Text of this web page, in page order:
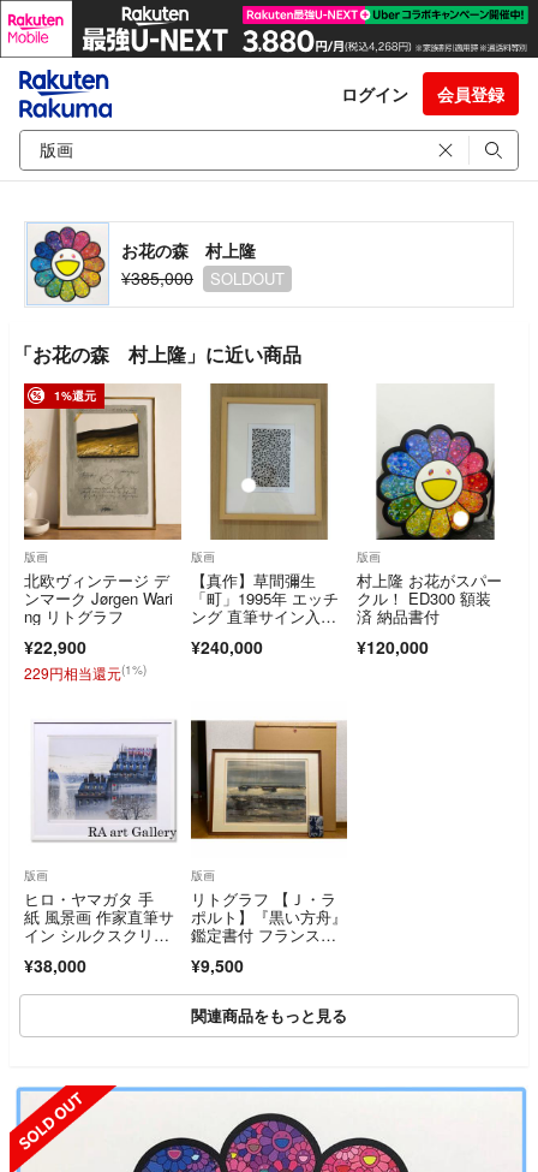
ログイン 会員登録
お花の森 村上隆
¥385,000
SOLDOUT
「お花の森 村上隆」に近い商品
1%還元
版画
北欧ヴィンテージ デ
ンマーク Jørgen Wari
ng リトグラフ
¥22,900
229円相当還元(1%)
版画
【真作】草間彌生
「町」1995年 エッチ
ング 直筆サイン入
¥240,000
版画
村上隆 お花がスパー
クル！ ED300 額装
済 納品書付
¥120,000
版画
ヒロ・ヤマガタ 手
紙 風景画 作家直筆サ
イン シルクスクリー
並 霧 版画作品 絵
画 真作保証 値下げ交
¥38,000
版画
リトグラフ 【Ｊ・ラ
ポルト】『黒い方舟』
鑑定書付 フランス画
¥9,500
関連商品をもっと見る
SOLD OUT